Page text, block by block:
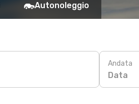
Autonoleggio
Andata
Data